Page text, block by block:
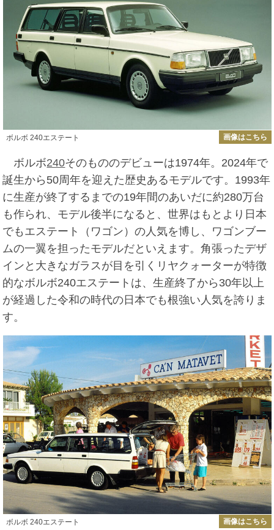
ボルボ 240エステート 画像はこちら
ボルボ240そのもののデビューは1974年。2024年で
誕生から50周年を迎えた歴史あるモデルです。1993年
に生産が終了するまでの19年間のあいだに約280万台
も作られ、モデル後半になると、世界はもとより日本
でもエステート（ワゴン）の人気を博し、ワゴンブー
ムの一翼を担ったモデルだといえます。角張ったデザ
インと大きなガラスが目を引くリヤクォーターが特徴
的なボルボ240エステートは、生産終了から30年以上
が経過した令和の時代の日本でも根強い人気を誇りま
す。
ボルボ 240エステート 画像はこちら